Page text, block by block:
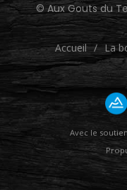
© Aux Gouts du
Accueil / La
Avec le